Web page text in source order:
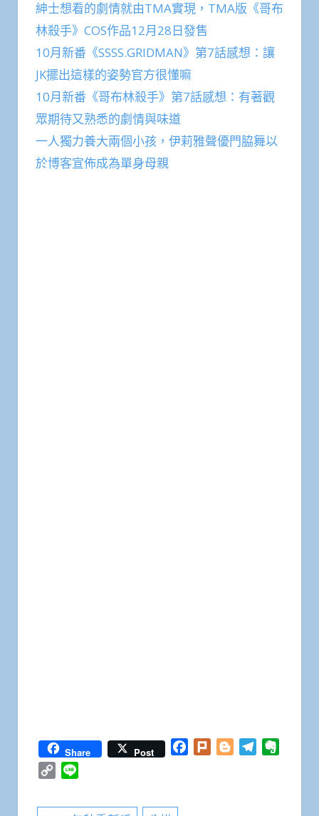
紳士想看的劇情就由TMA實現，TMA版《哥布
林殺手》COS作品12月28日發售
10月新番《SSSS.GRIDMAN》第7話感想：讓
JK擺出這樣的姿勢官方很懂嘛
10月新番《哥布林殺手》第7話感想：有著觀
眾期待又熟悉的劇情與味道
一人獨力養大兩個小孩，伊莉雅聲優門脇舞以
於博客宣佈成為單身母親
Share Post Facebook
Plurk BloggerTelegram
Copy